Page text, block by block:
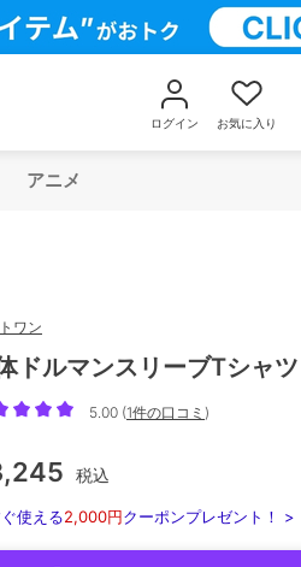
ログイン お気に入り
アニメ
ワン
ドルマンスリーブTシャツ
5.00 (1件の口コミ )
税込
使える2,000円クーポンプレゼント！ >